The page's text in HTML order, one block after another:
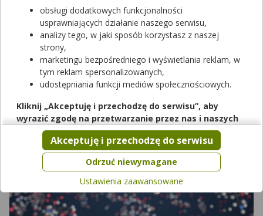
katecholaminami. Odgrywa w ustroju wiele ważnych funkcji, a
działanie noradrenaliny i jej prawidłowy poziom jest istotny dla
właściwego funkcjonowania organizmu. Do czego służy
badanie poziomu noradrenaliny i jak obniżyć jej poziom?
obsługi dodatkowych funkcjonalności
usprawniających działanie naszego serwisu,
analizy tego, w jaki sposób korzystasz z naszej
strony,
marketingu bezpośredniego i wyświetlania reklam, w
tym reklam spersonalizowanych,
udostępniania funkcji mediów społecznościowych.
Kliknij „Akceptuję i przechodzę do serwisu”, aby
wyrazić zgodę na przetwarzanie przez nas i naszych
partnerów Twoich danych w powyższych celach.
Pamiętaj, że wyrażenie zgody jest dobrowolne, a wyrażoną
zgodę możesz w każdej chwili cofnąć, możesz też wycofać
zgodę na przetwarzanie Twoich danych tylko w niektórych
celach. Jeżeli chcesz dowiedzieć się więcej lub chcesz
przeprowadzić konfigurację szczegółową, to możesz tego
dokonać za pomocą „Ustawień zaawansowanych”.
Odrzuć niewymagane
Akceptuję i przechodzę do serwisu
Ustawienia zaawansowane